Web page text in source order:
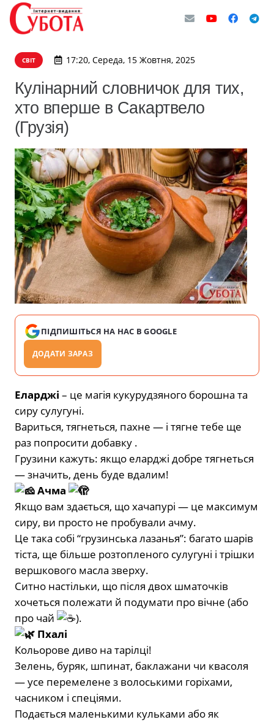
СВІТ 17:20, Середа, 15 Жовтня, 2025
Кулінарний словничок для тих,
хто вперше в Сакартвело
(Грузія)
ПІДПИШІТЬСЯ НА НАС В GOOGLE
ДОДАТИ ЗАРАЗ
Еларджі – це магія кукурудзяного борошна та
сиру сулугуні.
Вариться, тягнеться, пахне — і тягне тебе ще
раз попросити добавку .
Грузини кажуть: якщо еларджі добре тягнеться
— значить, день буде вдалим!
Ачма
Якщо вам здається, що хачапурі — це максимум
сиру, ви просто не пробували ачму.
Це така собі “грузинська лазанья”: багато шарів
тіста, ще більше розтопленого сулугуні і трішки
вершкового масла зверху.
Ситно настільки, що після двох шматочків
хочеться полежати й подумати про вічне (або
про чай
).
Пхалі
Кольорове диво на тарілці!
Зелень, буряк, шпинат, баклажани чи квасоля
— усе перемелене з волоськими горіхами,
часником і спеціями.
Подається маленькими кульками або як